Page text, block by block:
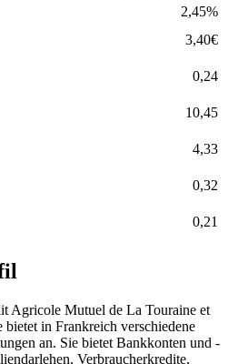
2,45%
3,40€
0,24
10,45
4,33
0,32
0,21
Agricole Mutuel de La Touraine et
in Frankreich verschiedene
an. Sie bietet Bankkonten und -
Verbraucherkredite,